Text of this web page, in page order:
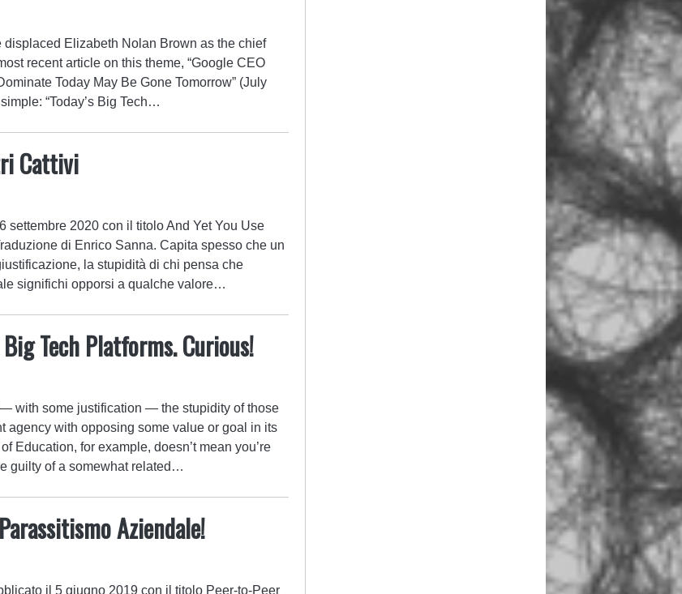
displaced Elizabeth Nolan Brown as the chief
recent article on this theme, “Google CEO
Today May Be Gone Tomorrow” (July
“Today’s Big Tech…
Cattivi
2020 con il titolo And Yet You Use
di Enrico Sanna. Capita spesso che un
la stupidità di chi pensa che
significhi opporsi a qualche valore…
Tech Platforms. Curious!
— with some justification — the stupidity of those
agency with opposing some value or goal in its
Education, for example, doesn’t mean you’re
guilty of a somewhat related…
Aziendale!
il 5 giugno 2019 con il titolo Peer-to-Peer